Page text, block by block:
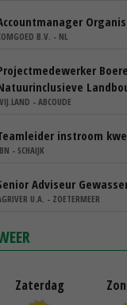
B.V. - NL
- ABCOUDE
instroom
- SCHAIJK
Adviseur
U.A. - ZOETERMEER
Zaterdag